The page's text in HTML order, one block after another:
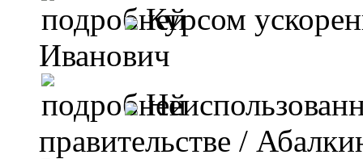
Курсом
Иванович
правительстве /